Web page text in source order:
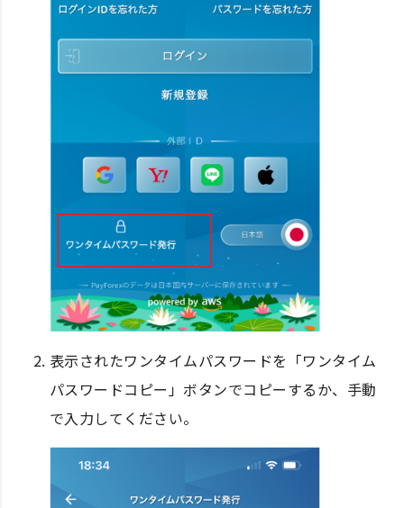
表示されたワンタイムパスワードを「ワンタイム
パスワードコピー」ボタンでコピーするか、手動
で入力してください。